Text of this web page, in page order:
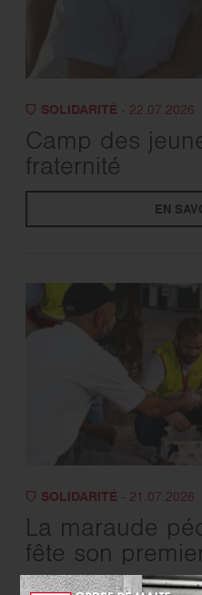
SOLIDARITÉ- 22.07.2026
Camp des
fraternité
EN
SOLIDARITÉ- 21.07.2026
La maraude
fête son